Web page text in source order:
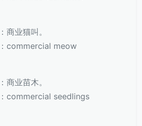
商业猫叫。
commercial meow
商业苗木。
commercial seedlings